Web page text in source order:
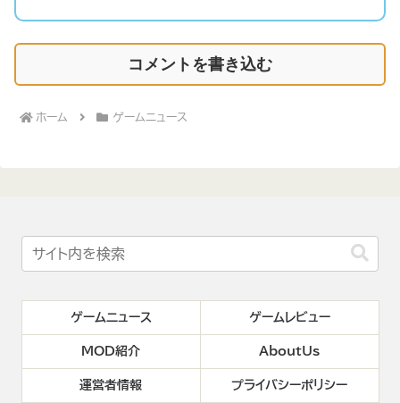
コメントを書き込む
ホーム ゲームニュース
ゲームニュース ゲームレビュー
MOD紹介 AboutUs
運営者情報 プライバシーポリシー